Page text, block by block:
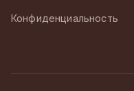
Конфиденциальность